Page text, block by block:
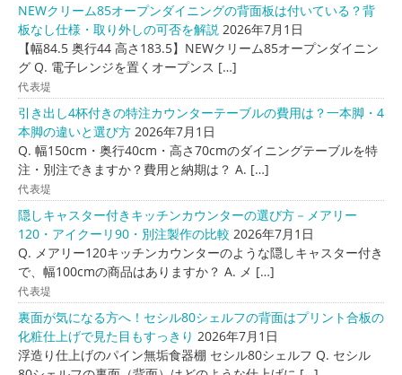
NEWクリーム85オープンダイニングの背面板は付いている？背
板なし仕様・取り外しの可否を解説 2026年7月1日
【幅84.5 奥行44 高さ183.5】NEWクリーム85オープンダイニン
グ Q. 電子レンジを置くオープンス […]
代表堤
引き出し4杯付きの特注カウンターテーブルの費用は？一本脚・4
本脚の違いと選び方 2026年7月1日
Q. 幅150cm・奥行40cm・高さ70cmのダイニングテーブルを特
注・別注できますか？費用と納期は？ A. […]
代表堤
隠しキャスター付きキッチンカウンターの選び方－メアリー
120・アイクーリ90・別注製作の比較 2026年7月1日
Q. メアリー120キッチンカウンターのような隠しキャスター付き
で、幅100cmの商品はありますか？ A. メ […]
代表堤
裏面が気になる方へ！セシル80シェルフの背面はプリント合板の
化粧仕上げで見た目もすっきり 2026年7月1日
浮造り仕上げのパイン無垢食器棚 セシル80シェルフ Q. セシル